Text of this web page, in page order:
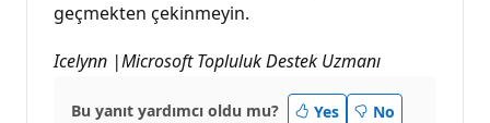
geçmekten çekinmeyin.
Icelynn |Microsoft Topluluk Destek Uzmanı
Bu yanıt yardımcı oldu mu? Yes No